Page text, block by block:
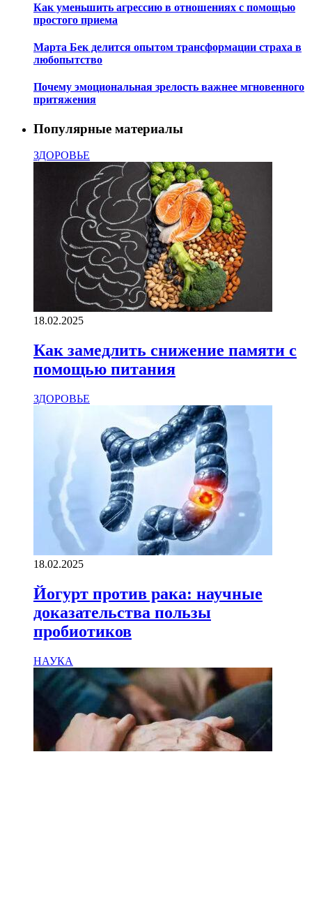
Как уменьшить агрессию в отношениях с помощью
простого приема
Марта Бек делится опытом трансформации страха в
любопытство
Почему эмоциональная зрелость важнее мгновенного
притяжения
Популярные материалы
ЗДОРОВЬЕ
18.02.2025
Как замедлить снижение памяти с
помощью питания
ЗДОРОВЬЕ
18.02.2025
Йогурт против рака: научные
доказательства пользы
пробиотиков
НАУКА